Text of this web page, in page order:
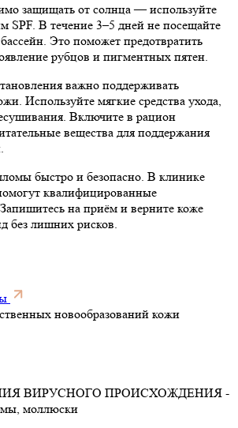
защищать от солнца — используйте
SPF. В течение 3–5 дней не посещайте
Это поможет предотвратить
рубцов и пигментных пятен.
важно поддерживать
Используйте мягкие средства ухода,
Включите в рацион
вещества для поддержания
быстро и безопасно. В клинике
квалифицированные
на приём и верните коже
без лишних рисков.
новообразований кожи
ВИРУСНОГО ПРОИСХОЖДЕНИЯ -
моллюски